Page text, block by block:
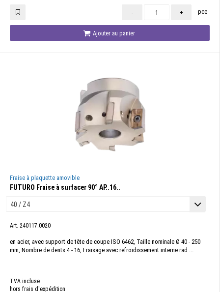
- + pce
Ajouter au panier
Fraise à plaquette amovible
FUTURO Fraise à surfacer 90° AP..16..
Art. 240117.0020
en acier, avec support de tête de coupe ISO 6462, Taille nominale Ø 40 - 250
mm, Nombre de dents 4 - 16, Fraisage avec refroidissement interne rad ...
TVA incluse
hors frais d'expédition